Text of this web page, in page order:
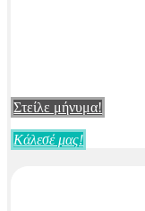
Στείλε μήνυμα!
Κάλεσέ μας!